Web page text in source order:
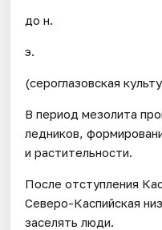
до н.
э.
(сероглазовская
В период мезолита
ледников,
и растительности.
После отступления
Северо-Каспийская
заселять люди.